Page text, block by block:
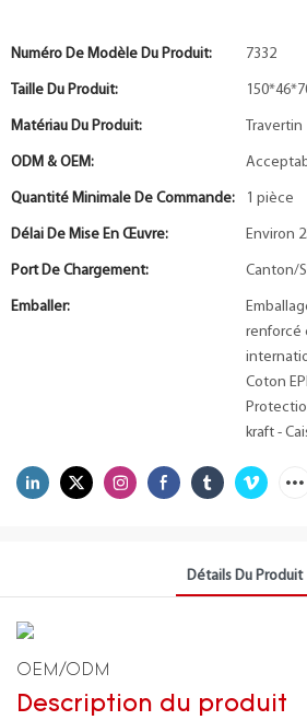
Numéro De Modèle Du Produit: 7332
Taille Du Produit:
Matériau Du Produit: Travertin
ODM & OEM:
Quantité Minimale De Commande: 1 pièce
Délai De Mise En Œuvre: Environ
Port De Chargement: Canton/
Emballer:
renforcé
Coton
kraft -
Détails Du Produit
OEM/ODM
Description du produit